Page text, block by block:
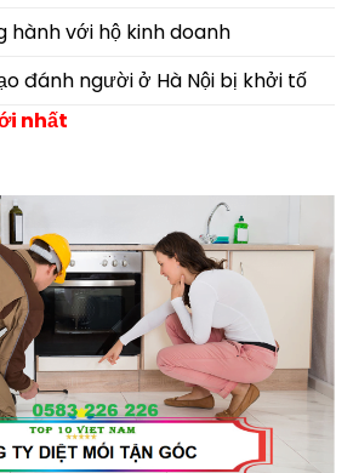
hành với hộ kinh doanh
đánh người ở Hà Nội bị khởi tố
nhất